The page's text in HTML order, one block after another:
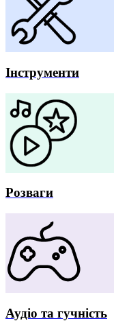
Інструменти
Розваги
Аудіо та гучність